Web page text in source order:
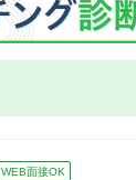
WEB面接OK